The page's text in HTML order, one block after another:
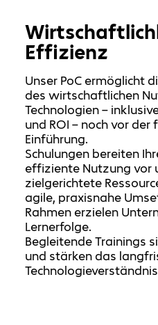
Effizienz
Unser PoC ermöglicht
des wirtschaftlichen
Technologien –
und ROI – noch vor
Einführung.
Schulungen bereiten
effiziente Nutzung vor
zielgerichtete
agile, praxisnahe
Rahmen erzielen
Lernerfolge.
Begleitende Trainings
und stärken das